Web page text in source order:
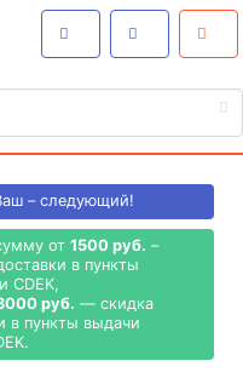
– следующий!
от 1500 руб. –
в пункты
CDEK,
руб. — скидка
в пункты выдачи